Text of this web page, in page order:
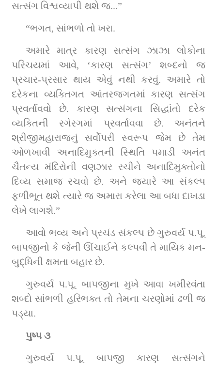
સત્સંગ વિશ્વવ્યાપી થશે જ...”
“ભગત, સાંભળો તો ખરા.
અમારે માત્ર કારણ સત્સંગ ઝાઝા લોકોના
પરિચયમાં આવે, ‘કારણ સત્સંગ’ શબ્દનો જ
પ્રચાર-પ્રસાર થાય એવું નથી કરવું. અમારે તો
દરેકના વ્યક્તિગત આંતરજગતમાં કારણ સત્સંગ
પ્રવર્તાવવો છે. કારણ સત્સંગના સિદ્ધાંતો દરેક
વ્યક્તિની રગેરગમાં પ્રવર્તાવવા છે. અનંતને
શ્રીજીમહારાજનું સર્વોપરી સ્વરૂપ જેમ છે તેમ
ઓળખાવી અનાદિમુક્તની સ્થિતિ પમાડી અનંત
ચૈતન્ય મંદિરોની વણઝાર રચીને અનાદિમુક્તોનો
દિવ્ય સમાજ રચવો છે. અને જ્યારે આ સંકલ્પ
ફળીભૂત થશે ત્યારે જ અમારા કરેલા આ બધા દાખડા
લેખે લાગશે.”
આવો ભવ્ય અને પ્રચંડ સંકલ્પ છે ગુરુવર્ય પ.પૂ.
બાપજીનો કે જેની ઊંચાઈને કલ્પવી તે માયિક મન-
બુદ્ધિની ક્ષમતા બહાર છે.
ગુરુવર્ય પ.પૂ. બાપજીના મુખે આવા ખમીરવંતા
શબ્દો સાંભળી હરિભક્ત તો તેમના ચરણોમાં ઢળી જ
પડ્યા.
પુષ્પ ૩
ગુરુવર્ય પ.પૂ. બાપજી કારણ સત્સંગને